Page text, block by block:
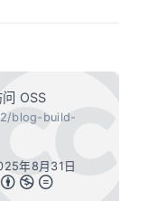
OSS
blog-build-
年8月31日